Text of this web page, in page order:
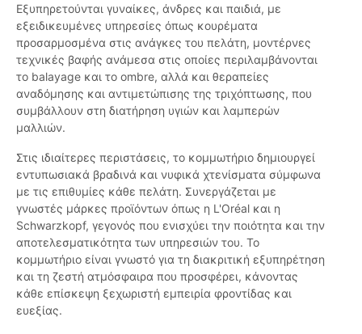
Εξυπηρετούνται γυναίκες, άνδρες και παιδιά, με
εξειδικευμένες υπηρεσίες όπως κουρέματα
προσαρμοσμένα στις ανάγκες του πελάτη, μοντέρνες
τεχνικές βαφής ανάμεσα στις οποίες περιλαμβάνονται
το balayage και το ombre, αλλά και θεραπείες
αναδόμησης και αντιμετώπισης της τριχόπτωσης, που
συμβάλλουν στη διατήρηση υγιών και λαμπερών
μαλλιών.
Στις ιδιαίτερες περιστάσεις, το κομμωτήριο δημιουργεί
εντυπωσιακά βραδινά και νυφικά χτενίσματα σύμφωνα
με τις επιθυμίες κάθε πελάτη. Συνεργάζεται με
γνωστές μάρκες προϊόντων όπως η L'Oréal και η
Schwarzkopf, γεγονός που ενισχύει την ποιότητα και την
αποτελεσματικότητα των υπηρεσιών του. Το
κομμωτήριο είναι γνωστό για τη διακριτική εξυπηρέτηση
και τη ζεστή ατμόσφαιρα που προσφέρει, κάνοντας
κάθε επίσκεψη ξεχωριστή εμπειρία φροντίδας και
ευεξίας.